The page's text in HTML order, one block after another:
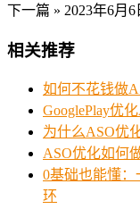
下一篇 » 2023年6月6
相关推荐
如何不花钱做
GooglePlay优
为什么ASO优
ASO优化如何
0基础也能懂
环